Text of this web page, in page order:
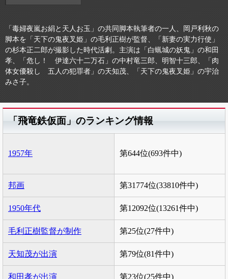
「毒婦夜嵐お絹と天人お玉」の共同脚本執筆者の一人、岡戸利秋の
脚本を「天下の鬼夜叉姫」の毛利正樹が監督、「新妻の実力行使」
の杉本正二郎が撮影した時代活劇。主演は「白蝋城の妖鬼」の和田
孝、「危し！ 伊達六十二万石」の中村竜三郎、明智十三郎、「肉
体女優殺し 五人の犯罪者」の天知茂、「天下の鬼夜叉姫」の宇治
みさ子。
「飛竜鉄仮面」のランキング情報
1957年 第644位(693件中)
邦画 第31774位(33810件中)
1950年代 第12092位(13261件中)
毛利正樹監督が制作 第25位(27件中)
天知茂が出演 第79位(81件中)
和田孝が出演 第23位(25件中)